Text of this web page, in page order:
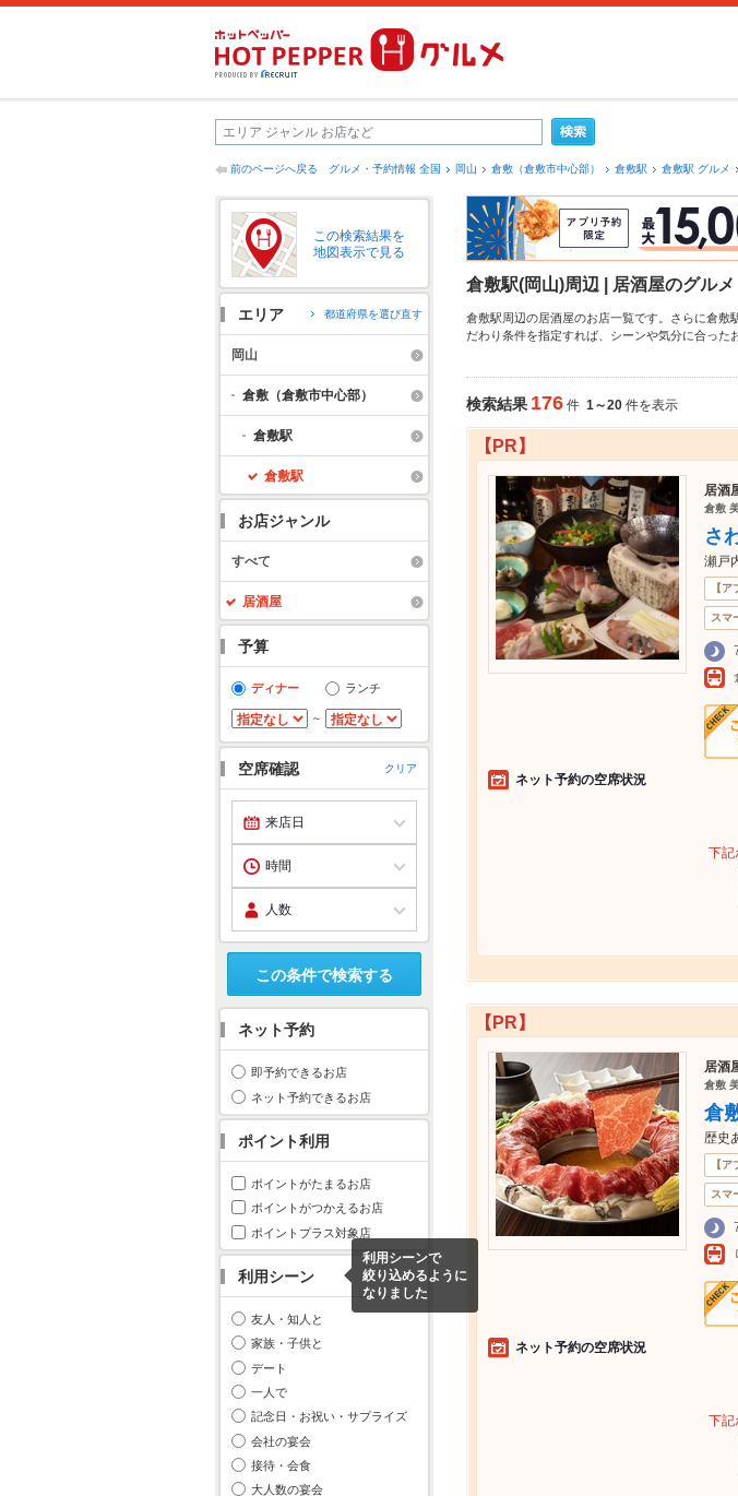
前のページへ戻る グルメ・予約情報 全国 岡山 倉敷（倉敷市中心部） 倉敷駅 倉敷駅 グルメ
この検索結果を
地図表示で見る
エリア 都道府県を選び直す
岡山
倉敷（倉敷市中心部）
倉敷駅
倉敷駅
お店ジャンル
すべて
居酒屋
予算
ディナー ランチ
～
空席確認 クリア
この条件で検索する
ネット予約
即予約できるお店
ネット予約できるお店
ポイント利用
ポイントがたまるお店
ポイントがつかえるお店
ポイントプラス対象店
利用シーン
利用シーンで
絞り込めるように
なりました
友人・知人と
家族・子供と
デート
一人で
記念日・お祝い・サプライズ
会社の宴会
接待・会食
大人数の宴会
倉敷駅(岡山)周辺 | 居酒屋のグル
倉敷駅周辺の居酒屋のお店一覧です。さらに倉敷
だわり条件を指定すれば、シーンや気分に合った
や季節のお
検索結果 176 件 1～20 件を表示
【PR】
居酒
倉敷
さ
瀬戸
【
スマ
ネット予約の空席状況
下記
【PR】
居酒
倉敷
倉
歴史
【
スマ
ネット予約の空席状況
下記